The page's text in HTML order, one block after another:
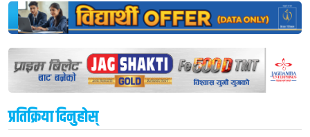
प्रतिक्रिया दिनुहोस्